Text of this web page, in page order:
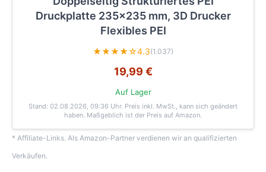
Druckplatte 235x235 mm, 3D Drucker
Flexibles PEI
★★★★☆4.3(1.037)
19,99 €
Auf Lager
Stand: 02.08.2026, 09:36 Uhr. Preis inkl. MwSt., kann sich geändert
haben. Maßgeblich ist der Preis auf Amazon.
* Affiliate-Links. Als Amazon-Partner verdienen wir an qualifizierten
Verkäufen.